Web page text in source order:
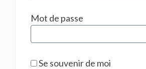
Mot de passe
Se souvenir de moi